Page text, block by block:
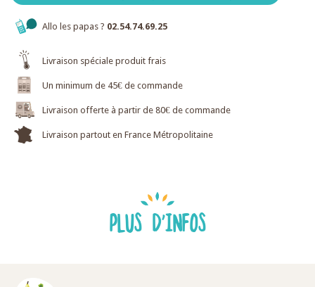
Allo les papas ? 02.54.74.69.25
Livraison spéciale produit frais
Un minimum de 45€ de commande
Livraison offerte à partir de 80€ de commande
Livraison partout en France Métropolitaine
PLUS D'INFOS